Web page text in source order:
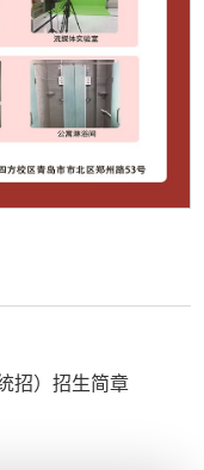
招）招生简章